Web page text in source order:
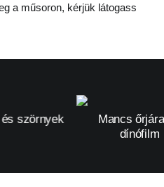
a műsoron, kérjük látogass
szörnyek
Mancs
dínófilm